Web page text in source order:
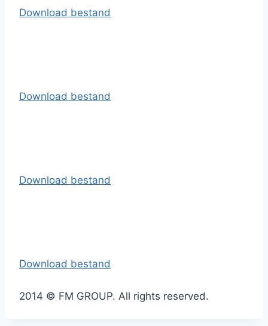
Download bestand
Download bestand
Download bestand
Download bestand
2014 © FM GROUP. All rights reserved.